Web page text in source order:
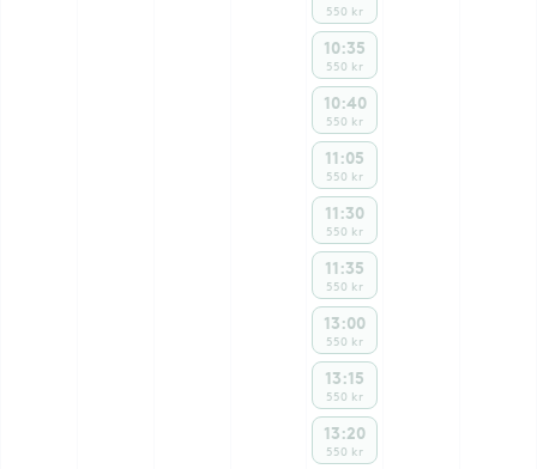
550 kr
10:35
550 kr
10:40
550 kr
11:05
550 kr
11:30
550 kr
11:35
550 kr
13:00
550 kr
13:15
550 kr
13:20
550 kr